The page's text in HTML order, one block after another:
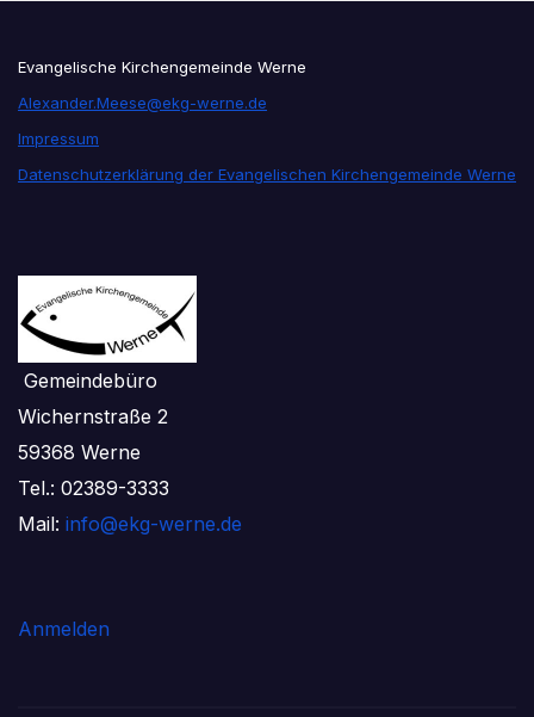
Evangelische Kirchengemeinde Werne
Alexander.Meese@ekg-werne.de
Impressum
Datenschutzerklärung der Evangelischen Kirchengemeinde Werne
Gemeindebüro
Wichernstraße 2
59368 Werne
Tel.: 02389-3333
Mail: info@ekg-werne.de
Anmelden